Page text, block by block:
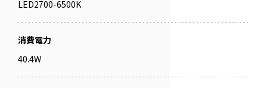
LED2700-6500K
消費電力
40.4W